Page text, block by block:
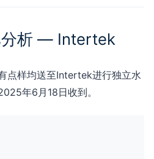
分析 — Intertek
点样均送至Intertek进行独立水
年6月18日收到。